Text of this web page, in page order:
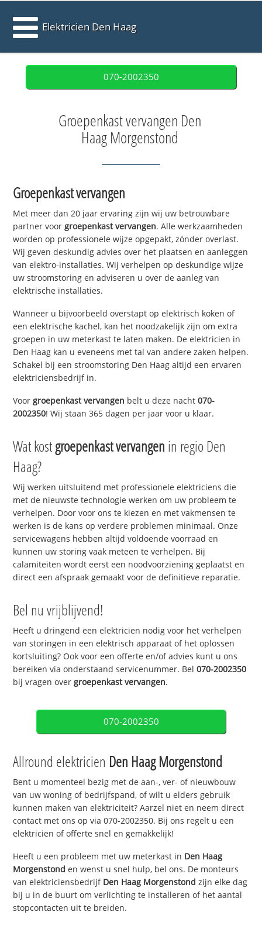
Elektricien Den Haag
070-2002350
Groepenkast vervangen Den
Haag Morgenstond
Groepenkast vervangen
Met meer dan 20 jaar ervaring zijn wij uw betrouwbare
partner voorgroepenkast vervangen. Alle werkzaamheden
worden op professionele wijze opgepakt, zónder overlast.
Wij geven deskundig advies over het plaatsen en aanleggen
van elektro-installaties. Wij verhelpen op deskundige wijze
uw stroomstoring en adviseren u over de aanleg van
elektrische installaties.
Wanneer u bijvoorbeeld overstapt op elektrisch koken of
een elektrische kachel, kan het noodzakelijk zijn om extra
groepen in uw meterkast te laten maken. De elektricien in
Den Haag kan u eveneens met tal van andere zaken helpen.
Schakel bij een stroomstoring Den Haag altijd een ervaren
elektriciensbedrijf in.
Voorgroepenkast vervangen belt u deze nacht070-
2002350! Wij staan 365 dagen per jaar voor u klaar.
Wat kostgroepenkast vervangen in regio Den
Haag?
Wij werken uitsluitend met professionele elektriciens die
met de nieuwste technologie werken om uw probleem te
verhelpen. Door voor ons te kiezen en met vakmensen te
werken is de kans op verdere problemen minimaal. Onze
servicewagens hebben altijd voldoende voorraad en
kunnen uw storing vaak meteen te verhelpen. Bij
calamiteiten wordt eerst een noodvoorziening geplaatst en
direct een afspraak gemaakt voor de definitieve reparatie.
Bel nu vrijblijvend!
Heeft u dringend een elektricien nodig voor het verhelpen
van storingen in een elektrisch apparaat of het oplossen
kortsluiting? Ook voor een offerte en/of advies kunt u ons
bereiken via onderstaand servicenummer. Bel070-2002350
bij vragen over groepenkast vervangen.
070-2002350
Allround elektricien Den Haag Morgenstond
Bent u momenteel bezig met de aan-, ver- of nieuwbouw
van uw woning of bedrijfspand, of wilt u elders gebruik
kunnen maken van elektriciteit? Aarzel niet en neem direct
contact met ons op via 070-2002350. Bij ons regelt u een
elektricien of offerte snel en gemakkelijk!
Heeft u een probleem met uw meterkast in Den Haag
Morgenstond en wenst u snel hulp, bel ons. De monteurs
van elektriciensbedrijf Den Haag Morgenstond zijn elke dag
bij u in de buurt om verlichting te installeren of het aantal
stopcontacten uit te breiden.